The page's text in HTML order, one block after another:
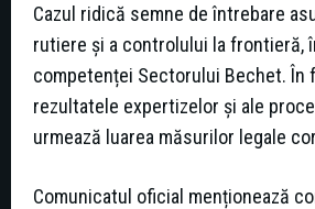
Cazul ridică semne de întrebare
rutiere şi a controlului la frontieră,
competenței Sectorului Bechet. În
rezultatele expertizelor şi ale
urmează luarea măsurilor legale
Comunicatul oficial menționează